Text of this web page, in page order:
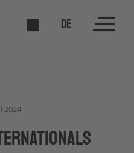
DE
2024